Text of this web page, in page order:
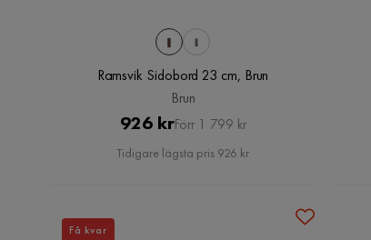
Ramsvik Sidobord 23 cm, Brun
Brun
Pris
926 kr Original
Pris
Förr 1 799 kr
Tidigare lägsta pris 926 kr
Få kvar